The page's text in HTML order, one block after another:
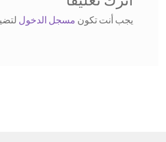
يجب أنت تكون مسجل الدخول